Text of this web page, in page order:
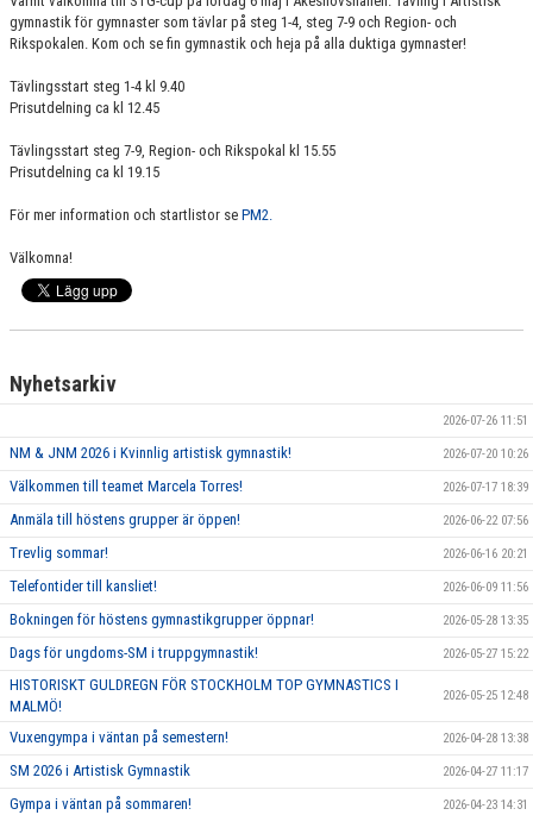
gymnastik för gymnaster som tävlar på steg 1-4, steg 7-9 och Region- och
Rikspokalen. Kom och se fin gymnastik och heja på alla duktiga gymnaster!
Tävlingsstart steg 1-4 kl 9.40
Prisutdelning ca kl 12.45
Tävlingsstart steg 7-9, Region- och Rikspokal kl 15.55
Prisutdelning ca kl 19.15
För mer information och startlistor se PM2.
Välkomna!
Nyhetsarkiv
2026-07-26 11:51
NM & JNM 2026 i Kvinnlig artistisk gymnastik! 2026-07-20 10:26
Välkommen till teamet Marcela Torres! 2026-07-17 18:39
Anmäla till höstens grupper är öppen! 2026-06-22 07:56
Trevlig sommar! 2026-06-16 20:21
Telefontider till kansliet! 2026-06-09 11:56
Bokningen för höstens gymnastikgrupper öppnar! 2026-05-28 13:35
Dags för ungdoms-SM i truppgymnastik! 2026-05-27 15:22
HISTORISKT GULDREGN FÖR STOCKHOLM TOP GYMNASTICS I
MALMÖ!
2026-05-25 12:48
Vuxengympa i väntan på semestern! 2026-04-28 13:38
SM 2026 i Artistisk Gymnastik 2026-04-27 11:17
Gympa i väntan på sommaren! 2026-04-23 14:31